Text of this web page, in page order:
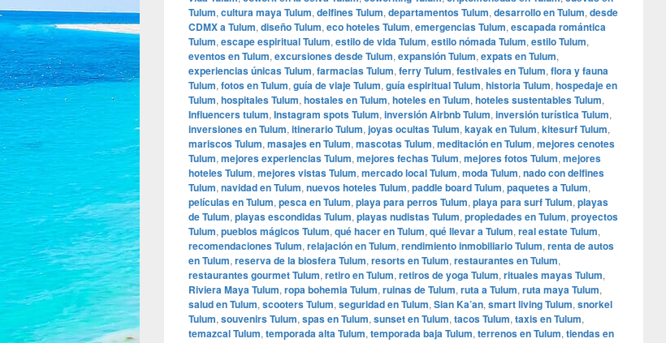
Tulum, cultura maya Tulum, delfines Tulum, departamentos Tulum, desarrollo en Tulum, desde
CDMX a Tulum, diseño Tulum, eco hoteles Tulum, emergencias Tulum, escapada romántica
Tulum, escape espiritual Tulum, estilo de vida Tulum, estilo nómada Tulum, estilo Tulum,
eventos en Tulum, excursiones desde Tulum, expansión Tulum, expats en Tulum,
experiencias únicas Tulum, farmacias Tulum, ferry Tulum, festivales en Tulum, flora y fauna
Tulum, fotos en Tulum, guía de viaje Tulum, guía espiritual Tulum, historia Tulum, hospedaje en
Tulum, hospitales Tulum, hostales en Tulum, hoteles en Tulum, hoteles sustentables Tulum,
Influencers tulum, Instagram spots Tulum, inversión Airbnb Tulum, inversión turística Tulum,
inversiones en Tulum, itinerario Tulum, joyas ocultas Tulum, kayak en Tulum, kitesurf Tulum,
mariscos Tulum, masajes en Tulum, mascotas Tulum, meditación en Tulum, mejores cenotes
Tulum, mejores experiencias Tulum, mejores fechas Tulum, mejores fotos Tulum, mejores
hoteles Tulum, mejores vistas Tulum, mercado local Tulum, moda Tulum, nado con delfines
Tulum, navidad en Tulum, nuevos hoteles Tulum, paddle board Tulum, paquetes a Tulum,
películas en Tulum, pesca en Tulum, playa para perros Tulum, playa para surf Tulum, playas
de Tulum, playas escondidas Tulum, playas nudistas Tulum, propiedades en Tulum, proyectos
Tulum, pueblos mágicos Tulum, qué hacer en Tulum, qué llevar a Tulum, real estate Tulum,
recomendaciones Tulum, relajación en Tulum, rendimiento inmobiliario Tulum, renta de autos
en Tulum, reserva de la biosfera Tulum, resorts en Tulum, restaurantes en Tulum,
restaurantes gourmet Tulum, retiro en Tulum, retiros de yoga Tulum, rituales mayas Tulum,
Riviera Maya Tulum, ropa bohemia Tulum, ruinas de Tulum, ruta a Tulum, ruta maya Tulum,
salud en Tulum, scooters Tulum, seguridad en Tulum, Sian Ka’an, smart living Tulum, snorkel
Tulum, souvenirs Tulum, spas en Tulum, sunset en Tulum, tacos Tulum, taxis en Tulum,
temazcal Tulum, temporada alta Tulum, temporada baja Tulum, terrenos en Tulum, tiendas en